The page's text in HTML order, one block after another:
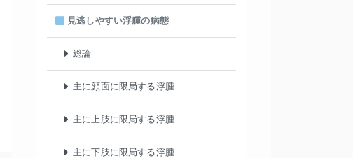
見逃しやすい浮腫の病態
総論
主に顔面に限局する浮腫
主に上肢に限局する浮腫
主に下肢に限局する浮腫